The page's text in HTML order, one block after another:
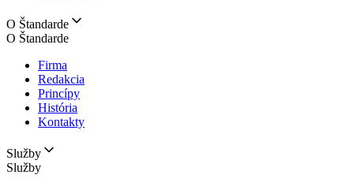
O Štandarde
O Štandarde
Firma
Redakcia
Princípy
História
Kontakty
Služby
Služby